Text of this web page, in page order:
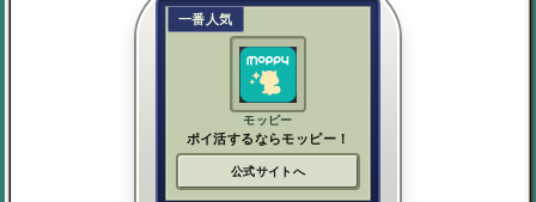
一番人気
モッピー
ポイ活するならモッピー！
公式サイトへ